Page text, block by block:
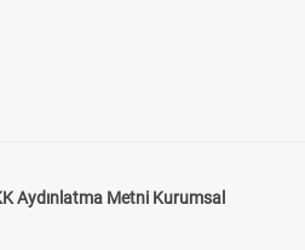
Aydınlatma Metni Kurumsal